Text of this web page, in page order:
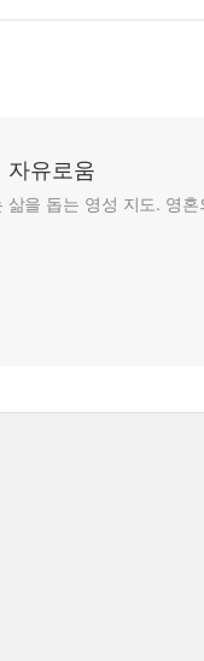
자유로움
삶을 돕는 영성 지도. 영